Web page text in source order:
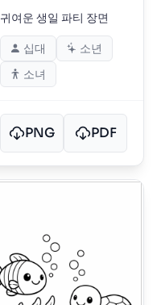
귀여운 생일 파티 장면
십대
소년
소녀
PNG PDF